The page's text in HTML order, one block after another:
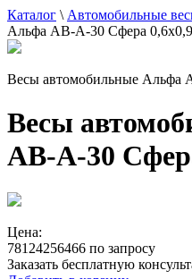
Каталог \ Автомобильные
Альфа АВ-А-30 Сфера
Весы автомобильные Альфа
Весы
АВ-А-30
Цена:
78124256466 по запросу
Заказать бесплатную